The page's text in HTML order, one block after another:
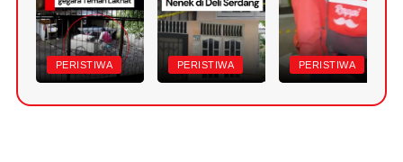
PERISTIWA PERISTIWA PERISTIWA